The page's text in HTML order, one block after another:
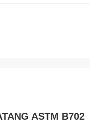
ASTM B702